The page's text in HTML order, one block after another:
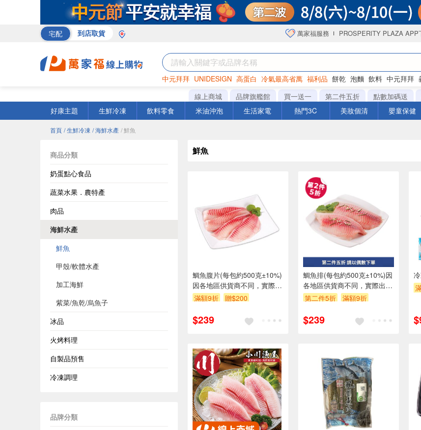
宅配 到店取貨 萬家福服務 PROSPERITY PLAZA APP
中元拜拜 UNIDESIGN 高蛋白 冷氣最高省萬 福利品 餅乾 泡麵 飲料 中元拜拜
罐頭 咖啡 海苔
線上商城 品牌旗艦館 買一送一 第二件五折 點數加碼送
好康主題
生鮮冷凍 飲料零食 米油沖泡 生活家電 熱門3C 美妝個清 嬰童保健
首頁 / 生鮮冷凍 / 海鮮水產 / 鮮魚
商品分類
奶蛋點心食品
蔬菜水果．農特產
肉品
海鮮水產
鮮魚
甲殼/軟體水產
加工海鮮
紫菜/魚乾/烏魚子
冰品
火烤料理
自製品預售
冷凍調理
品牌分類
鮮魚
鯛魚腹片(每包約500克±10%)
因各地區供貨商不同，實際出
貨包裝以出貨店庫存為準。
滿額9折 贈$200
$239
鯛魚排(每包約500克±10%)因
各地區供貨商不同，實際出貨
包裝以出貨店庫存為準。
第二件5折
滿額9折
$239